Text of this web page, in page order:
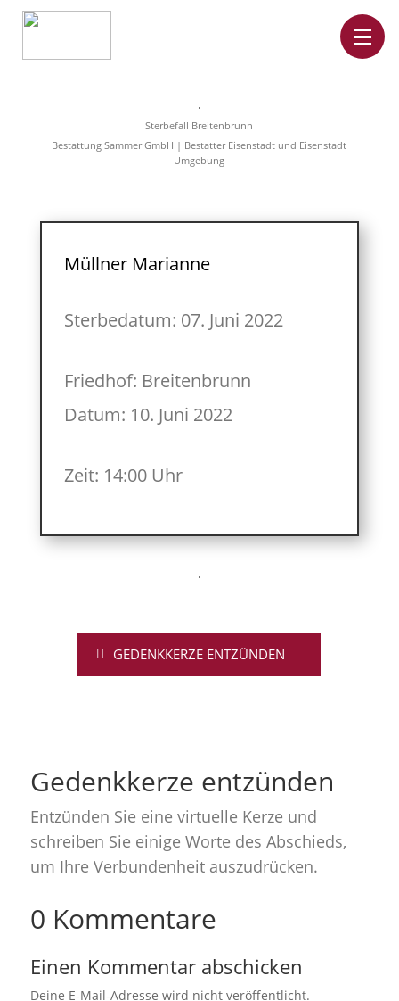
Rat&Hilfe
Sterbefälle
Sterbefall Breitenbrunn
Bestattung Sammer GmbH | Bestatter Eisenstadt und Eisenstadt
Umgebung
Müllner Marianne
Sterbedatum: 07. Juni 2022
Friedhof: Breitenbrunn
Datum: 10. Juni 2022
Zeit: 14:00 Uhr
GEDENKKERZE ENTZÜNDEN
Gedenkkerze entzünden
Entzünden Sie eine virtuelle Kerze und
schreiben Sie einige Worte des Abschieds,
um Ihre Verbundenheit auszudrücken.
0 Kommentare
Einen Kommentar abschicken
Deine E-Mail-Adresse wird nicht veröffentlicht.